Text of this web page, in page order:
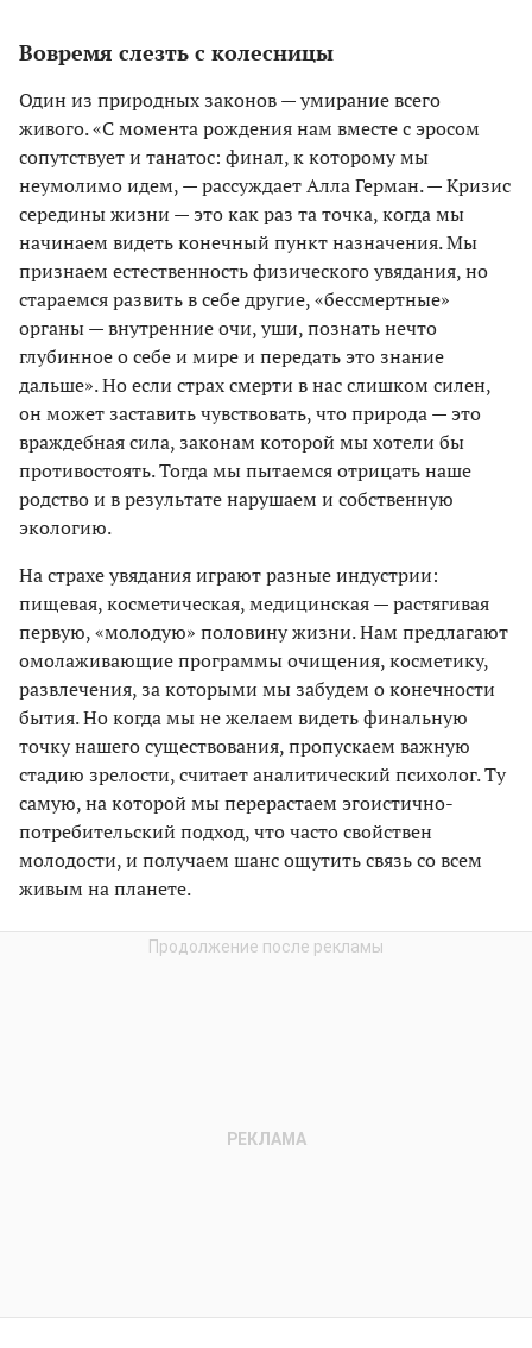
Вовремя слезть с колесницы
Один из природных законов — умирание всего
живого. «С момента рождения нам вместе с эросом
сопутствует и танатос: финал, к которому мы
неумолимо идем, — рассуждает Алла Герман. — Кризис
середины жизни — это как раз та точка, когда мы
начинаем видеть конечный пункт назначения. Мы
признаем естественность физического увядания, но
стараемся развить в себе другие, «бессмертные»
органы — внутренние очи, уши, познать нечто
глубинное о себе и мире и передать это знание
дальше». Но если страх смерти в нас слишком силен,
он может заставить чувствовать, что природа — это
враждебная сила, законам которой мы хотели бы
противостоять. Тогда мы пытаемся отрицать наше
родство и в результате нарушаем и собственную
экологию.
На страхе увядания играют разные индустрии:
пищевая, косметическая, медицинская — растягивая
первую, «молодую» половину жизни. Нам предлагают
омолаживающие программы очищения, косметику,
развлечения, за которыми мы забудем о конечности
бытия. Но когда мы не желаем видеть финальную
точку нашего существования, пропускаем важную
стадию зрелости, считает аналитический психолог. Ту
самую, на которой мы перерастаем эгоистично-
потребительский подход, что часто свойствен
молодости, и получаем шанс ощутить связь со всем
живым на планете.